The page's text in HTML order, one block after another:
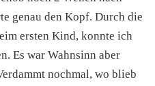
genau den Kopf. Durch die
ersten Kind, konnte ich
Es war Wahnsinn aber
nochmal, wo blieb